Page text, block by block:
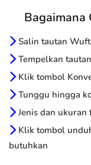
Bagaimana
Salin tautan Wuft
Tempelkan
Klik tombol
Tunggu hingga
Jenis dan
Klik tombol
butuhkan